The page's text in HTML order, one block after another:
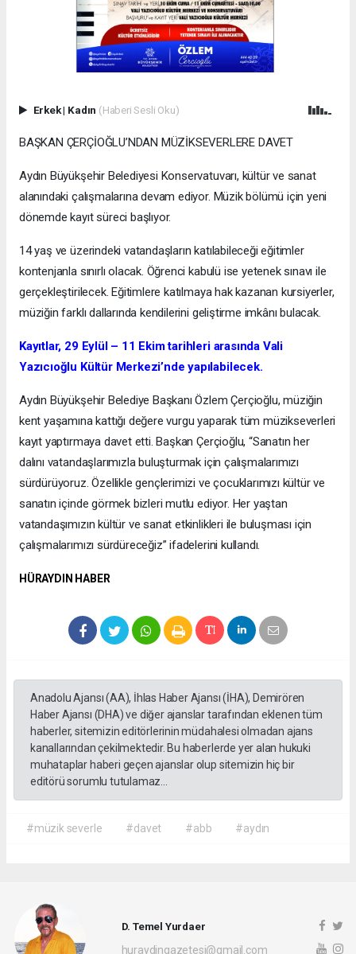
Erkek| Kadın (Haberi Sesli Oku)
BAŞKAN ÇERÇİOĞLU’NDAN MÜZİKSEVERLERE DAVET
Aydın Büyükşehir Belediyesi Konservatuvarı, kültür ve sanat
alanındaki çalışmalarına devam ediyor. Müzik bölümü için yeni
dönemde kayıt süreci başlıyor.
14 yaş ve üzerindeki vatandaşların katılabileceği eğitimler
kontenjanla sınırlı olacak. Öğrenci kabulü ise yetenek sınavı ile
gerçekleştirilecek. Eğitimlere katılmaya hak kazanan kursiyerler,
müziğin farklı dallarında kendilerini geliştirme imkânı bulacak.
Kayıtlar, 29 Eylül – 11 Ekim tarihleri arasında Vali
Yazıcıoğlu Kültür Merkezi’nde yapılabilecek.
Aydın Büyükşehir Belediye Başkanı Özlem Çerçioğlu, müziğin
kent yaşamına kattığı değere vurgu yaparak tüm müzikseverleri
kayıt yaptırmaya davet etti. Başkan Çerçioğlu, “Sanatın her
dalını vatandaşlarımızla buluşturmak için çalışmalarımızı
sürdürüyoruz. Özellikle gençlerimizi ve çocuklarımızı kültür ve
sanatın içinde görmek bizleri mutlu ediyor. Her yaştan
vatandaşımızın kültür ve sanat etkinlikleri ile buluşması için
çalışmalarımızı sürdüreceğiz” ifadelerini kullandı.
HÜRAYDIN HABER
Anadolu Ajansı (AA), İhlas Haber Ajansı (İHA), Demirören
Haber Ajansı (DHA) ve diğer ajanslar tarafından eklenen tüm
haberler, sitemizin editörlerinin müdahalesi olmadan ajans
kanallarından çekilmektedir. Bu haberlerde yer alan hukuki
muhataplar haberi geçen ajanslar olup sitemizin hiç bir
editörü sorumlu tutulamaz...
#müzik severle #davet #abb #aydın
D. Temel Yurdaer
huraydingazetesi@gmail.com